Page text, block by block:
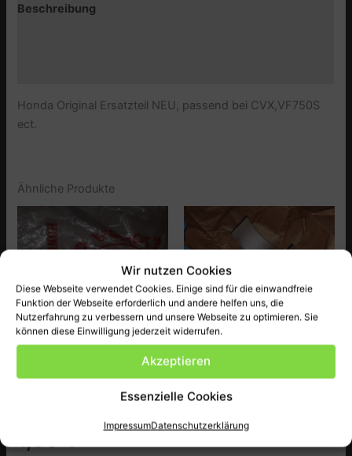
Wir nutzen Cookies
Diese Webseite verwendet Cookies. Einige sind für die einwandfreie
Funktion der Webseite erforderlich und andere helfen uns, die
Nutzerfahrung zu verbessern und unsere Webseite zu optimieren. Sie
können diese Einwilligung jederzeit widerrufen.
Akzeptieren
Essenzielle Cookies
ImpressumDatenschutzerklärung
Beschreibung
Honda Original Ersatzteil NEU, passend bei CVX,VF750S
ect.
Ähnliche Produkte
SEAL. BRTHR . Tube
Pleullager D, CB250T,T2
9,50€